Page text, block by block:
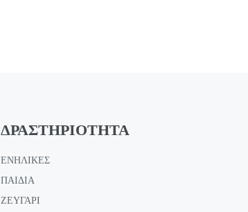
ΔΡΑΣΤΗΡΙΟΤΗΤΑ
ΕΝΗΛΙΚΕΣ
ΠΑΙΔΙΑ
ΖΕΥΓΑΡΙ